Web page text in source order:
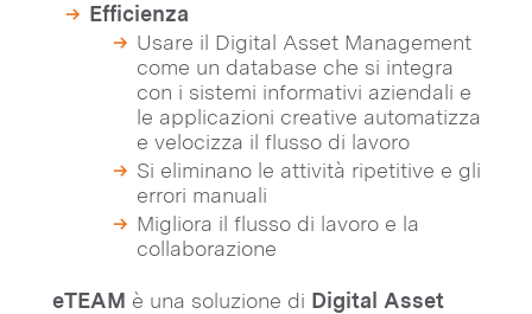
Efficienza
Usare il Digital Asset Management
come un database che si integra
con i sistemi informativi aziendali e
le applicazioni creative automatizza
e velocizza il flusso di lavoro
Si eliminano le attività ripetitive e gli
errori manuali
Migliora il flusso di lavoro e la
collaborazione
eTEAM è una soluzione di Digital Asset